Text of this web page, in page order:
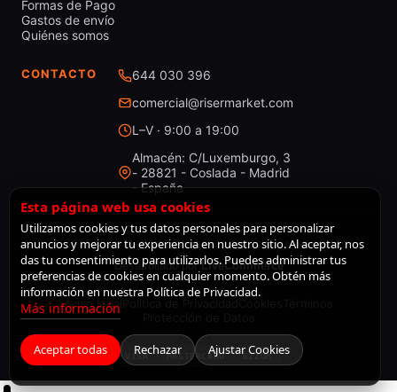
Formas de Pago
Gastos de envío
Quiénes somos
CONTACTO
644 030 396
comercial@risermarket.com
L–V · 9:00 a 19:00
Almacén: C/Luxemburgo, 3
- 28821 - Coslada - Madrid
- España
© 2026 RiserMarket · Todos los derechos reservados
Desarrollado porLiveCommerce
Aviso legal
VISA MASTERCARD BIZUM
Esta página web usa cookies
Utilizamos cookies y tus datos personales para personalizar
anuncios y mejorar tu experiencia en nuestro sitio. Al aceptar, nos
das tu consentimiento para utilizarlos. Puedes administrar tus
preferencias de cookies en cualquier momento. Obtén más
información en nuestra Política de Privacidad.
Más información
Aceptar todas Rechazar Ajustar Cookies